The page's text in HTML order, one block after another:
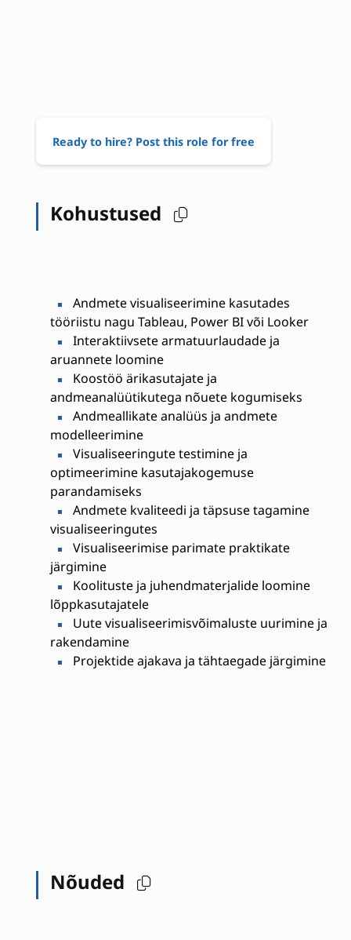
Ready to hire? Post this role for free
Kohustused
Andmete visualiseerimine kasutades
tööriistu nagu Tableau, Power BI või Looker
Interaktiivsete armatuurlaudade ja
aruannete loomine
Koostöö ärikasutajate ja
andmeanalüütikutega nõuete kogumiseks
Andmeallikate analüüs ja andmete
modelleerimine
Visualiseeringute testimine ja
optimeerimine kasutajakogemuse
parandamiseks
Andmete kvaliteedi ja täpsuse tagamine
visualiseeringutes
Visualiseerimise parimate praktikate
järgimine
Koolituste ja juhendmaterjalide loomine
lõppkasutajatele
Uute visualiseerimisvõimaluste uurimine ja
rakendamine
Projektide ajakava ja tähtaegade järgimine
Nõuded